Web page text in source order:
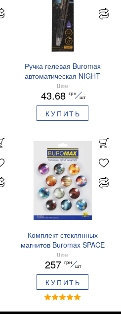
Ручка гелевая Buromax
автоматическая NIGHT
SKY ZODIAC 0.5 мм
ароматизированный грипп
синие чернила BM.8379-
01
Цена
43.68 грн
шт
КУПИТЬ
Комплект стеклянных
магнитов Buromax SPACE
12 шт 30 мм BM.0048
Цена
257 грн
шт
КУПИТЬ